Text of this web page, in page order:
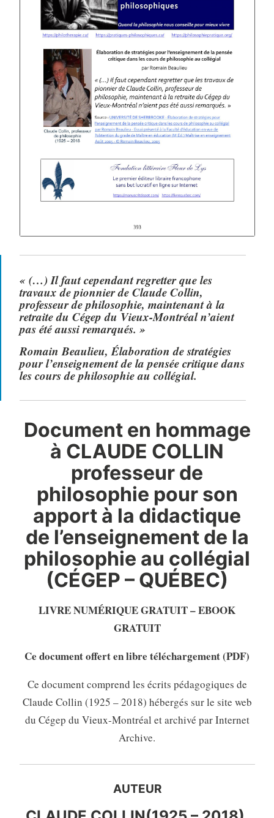
« (…) Il faut cependant regretter que les
travaux de pionnier de Claude Collin,
professeur de philosophie, maintenant à la
retraite du Cégep du Vieux-Montréal n’aient
pas été aussi remarqués. »
Romain Beaulieu, Élaboration de stratégies
pour l’enseignement de la pensée critique dans
les cours de philosophie au collégial.
Document en hommage
à CLAUDE COLLIN
professeur de
philosophie pour son
apport à la didactique
de l’enseignement de la
philosophie au collégial
(CÉGEP – QUÉBEC)
LIVRE NUMÉRIQUE GRATUIT – EBOOK
GRATUIT
Ce document offert en libre téléchargement (PDF)
Ce document comprend les écrits pédagogiques de
Claude Collin (1925 – 2018) hébergés sur le site web
du Cégep du Vieux-Montréal et archivé par Internet
Archive.
AUTEUR